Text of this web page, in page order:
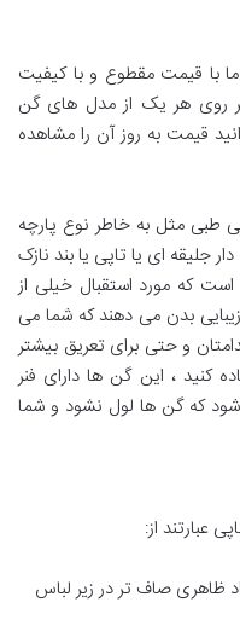
با قیمت مقطوع و با کیفیت
روی هر یک از مدل های گن
قیمت به روز آن را مشاهده
مثل به خاطر نوع پارچه
ای یا تاپی یا بند نازک
که مورد استقبال خیلی از
بدن می دهند که شما می
و حتی برای تعریق بیشتر
کنید ، این گن ها دارای فنر
که گن ها لول نشود و شما
عبارتند از:
ظاهری صاف تر در زیر لباس